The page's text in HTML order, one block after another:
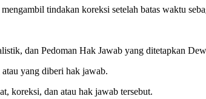
tindakan koreksi setelah batas waktu
dan Pedoman Hak Jawab yang ditetapkan
yang diberi hak jawab.
koreksi, dan atau hak jawab tersebut.